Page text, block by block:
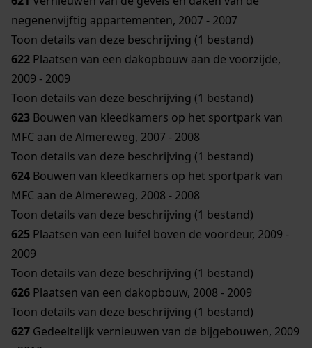
negenenvijftig appartementen, 2007 - 2007
Toon details van deze beschrijving (1 bestand)
622 Plaatsen van een dakopbouw aan de voorzijde,
2009 - 2009
Toon details van deze beschrijving (1 bestand)
623 Bouwen van kleedkamers op het sportpark van
MFC aan de Almereweg, 2007 - 2008
Toon details van deze beschrijving (1 bestand)
624 Bouwen van kleedkamers op het sportpark van
MFC aan de Almereweg, 2008 - 2008
Toon details van deze beschrijving (1 bestand)
625 Plaatsen van een luifel boven de voordeur, 2009 -
2009
Toon details van deze beschrijving (1 bestand)
626 Plaatsen van een dakopbouw, 2008 - 2009
Toon details van deze beschrijving (1 bestand)
627 Gedeeltelijk vernieuwen van de bijgebouwen, 2009